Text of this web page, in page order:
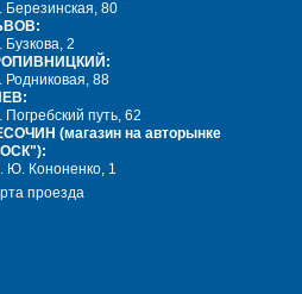
Березинская, 80
Бузкова, 2
Родниковая, 88
Погребский путь, 62
(магазин на авторынке
Ю. Кононенко, 1
проезда